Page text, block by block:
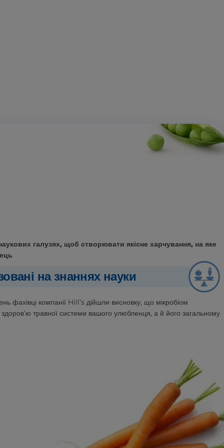
галузях, щоб створювати якісне харчування, на яке
на знаннях науки
фахівці компанії Hill’s дійшли висновку, що мікробіом
травної системи вашого улюбленця, а й його загальному